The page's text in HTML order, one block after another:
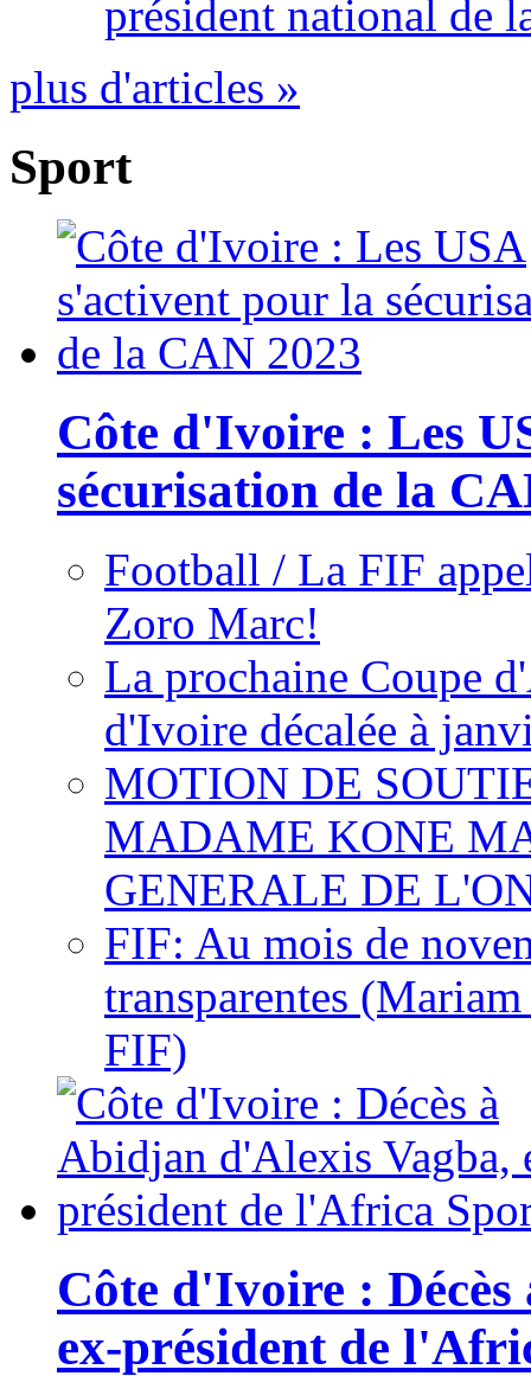
président national de
plus d'articles »
Sport
Côte d'Ivoire : Les
sécurisation de la
Football / La FIF
Zoro Marc!
La prochaine Coupe
d'Ivoire décalée à
MOTION DE
MADAME KONE
GENERALE DE
FIF: Au mois de
transparentes
FIF)
Côte d'Ivoire :
ex-président de